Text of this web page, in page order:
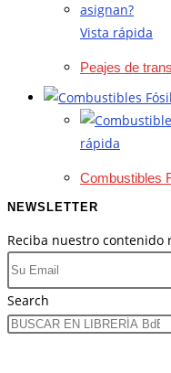
Vista rápida
Peajes de
rápida
Combustibles
NEWSLETTER
Reciba nuestro contenido
Search